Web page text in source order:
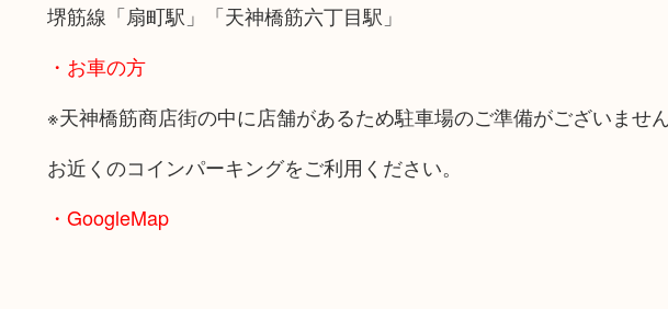
堺筋線「扇町駅」「天神橋筋六丁目駅」
・お車の方
※天神橋筋商店街の中に店舗があるため駐車場のご準備がございません
お近くのコインパーキングをご利用ください。
・GoogleMap